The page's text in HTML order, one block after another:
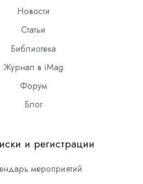
Новости
Статьи
Библиотека
Журнал в iMag
Форум
Блог
и регистрации
мероприятий